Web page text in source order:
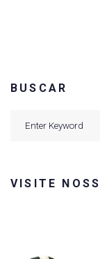
BUSCAR
VISITE